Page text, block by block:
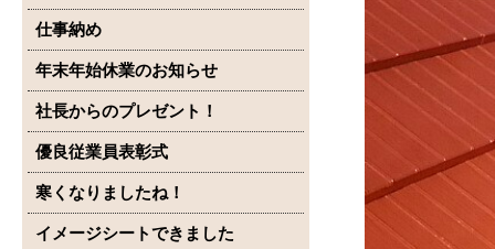
仕事納め
年末年始休業のお知らせ
社長からのプレゼント！
優良従業員表彰式
寒くなりましたね！
イメージシートできました